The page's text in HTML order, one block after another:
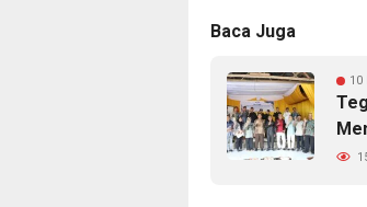
Baca Juga